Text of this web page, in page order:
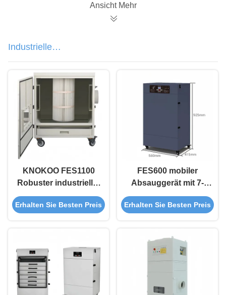
Ansicht Mehr
Industrielle
Staubentnahmeausrüstung
KNOKOO FES1100
Robuster industrieller
Rauchabsauger, 1100
W, großer Luftstrom-
schwere
Schweißarbeiten
Erhalten Sie Besten Preis
FES600 mobiler
Absauggerät mit 7-
stufigem Filter 600 W-
Leistungs- und
Staubentsammlung
Erhalten Sie Besten Preis